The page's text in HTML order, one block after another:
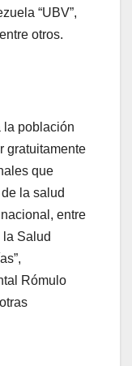
“UBV”,
otros.
la población
gratuitamente
que
la salud
entre
Salud
Rómulo